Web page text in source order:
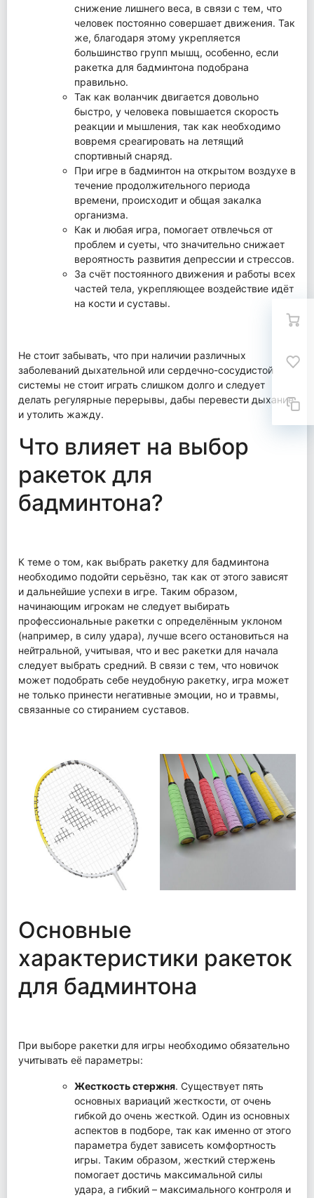
снижение лишнего веса, в связи с тем, что
человек постоянно совершает движения. Так
же, благодаря этому укрепляется
большинство групп мышц, особенно, если
ракетка для бадминтона подобрана
правильно.
Так как воланчик двигается довольно
быстро, у человека повышается скорость
реакции и мышления, так как необходимо
вовремя среагировать на летящий
спортивный снаряд.
При игре в бадминтон на открытом воздухе в
течение продолжительного периода
времени, происходит и общая закалка
организма.
Как и любая игра, помогает отвлечься от
проблем и суеты, что значительно снижает
вероятность развития депрессии и стрессов.
За счёт постоянного движения и работы всех
частей тела, укрепляющее воздействие идёт
на кости и суставы.
Не стоит забывать, что при наличии различных
заболеваний дыхательной или сердечно-сосудистой
системы не стоит играть слишком долго и следует
делать регулярные перерывы, дабы перевести дыхание
и утолить жажду.
Что влияет на выбор
ракеток для
бадминтона?
К теме о том, как выбрать ракетку для бадминтона
необходимо подойти серьёзно, так как от этого зависят
и дальнейшие успехи в игре. Таким образом,
начинающим игрокам не следует выбирать
профессиональные ракетки с определённым уклоном
(например, в силу удара), лучше всего остановиться на
нейтральной, учитывая, что и вес ракетки для начала
следует выбрать средний. В связи с тем, что новичок
может подобрать себе неудобную ракетку, игра может
не только принести негативные эмоции, но и травмы,
связанные со стиранием суставов.
Основные
характеристики ракеток
для бадминтона
При выборе ракетки для игры необходимо обязательно
учитывать её параметры:
Жесткость стержня. Существует пять
основных вариаций жесткости, от очень
гибкой до очень жесткой. Один из основных
аспектов в подборе, так как именно от этого
параметра будет зависеть комфортность
игры. Таким образом, жесткий стержень
помогает достичь максимальной силы
удара, а гибкий – максимального контроля и